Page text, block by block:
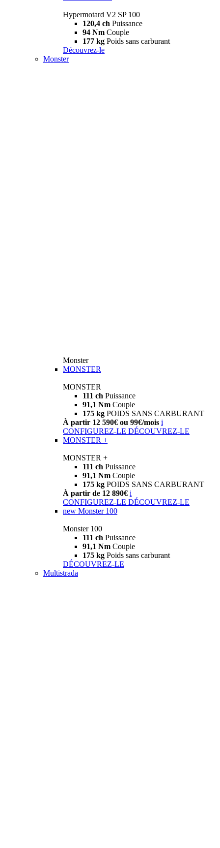
Hypermotard V2 SP 100
120,4 ch Puissance
94 Nm Couple
177 kg Poids sans carburant
Découvrez-le
Monster
Monster
MONSTER
MONSTER
111 ch Puissance
91,1 Nm Couple
175 kg POIDS SANS CARBURANT
À partir 12 590€ ou 99€/mois i
CONFIGUREZ-LE DÉCOUVREZ-LE
MONSTER +
MONSTER +
111 ch Puissance
91,1 Nm Couple
175 kg POIDS SANS CARBURANT
À partir de 12 890€ i
CONFIGUREZ-LE DÉCOUVREZ-LE
new Monster 100
Monster 100
111 ch Puissance
91,1 Nm Couple
175 kg Poids sans carburant
DÉCOUVREZ-LE
Multistrada